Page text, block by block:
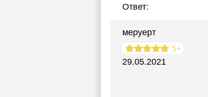
Ответ:
меруерт
5+
29.05.2021